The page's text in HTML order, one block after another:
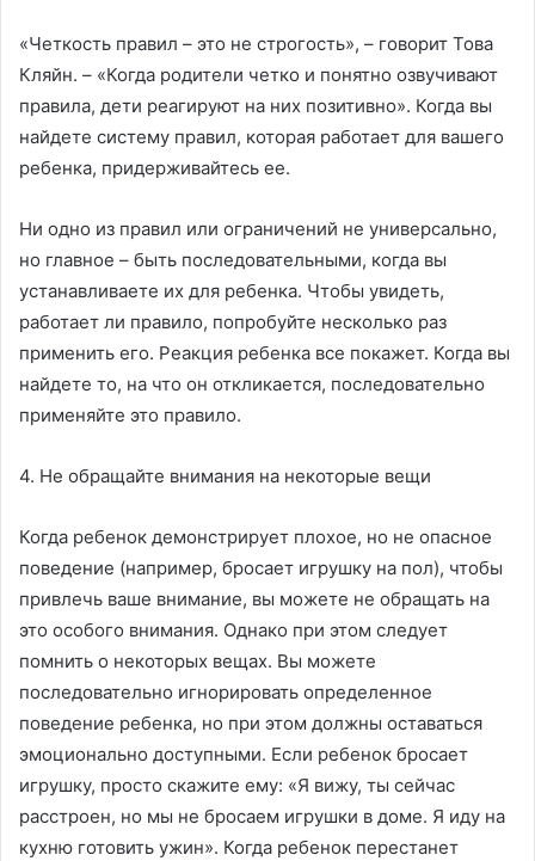
«Четкость правил – это не строгость», – говорит Това
Кляйн. – «Когда родители четко и понятно озвучивают
правила, дети реагируют на них позитивно». Когда вы
найдете систему правил, которая работает для вашего
ребенка, придерживайтесь ее.
Ни одно из правил или ограничений не универсально,
но главное – быть последовательными, когда вы
устанавливаете их для ребенка. Чтобы увидеть,
работает ли правило, попробуйте несколько раз
применить его. Реакция ребенка все покажет. Когда вы
найдете то, на что он откликается, последовательно
применяйте это правило.
4. Не обращайте внимания на некоторые вещи
Когда ребенок демонстрирует плохое, но не опасное
поведение (например, бросает игрушку на пол), чтобы
привлечь ваше внимание, вы можете не обращать на
это особого внимания. Однако при этом следует
помнить о некоторых вещах. Вы можете
последовательно игнорировать определенное
поведение ребенка, но при этом должны оставаться
эмоционально доступными. Если ребенок бросает
игрушку, просто скажите ему: «Я вижу, ты сейчас
расстроен, но мы не бросаем игрушки в доме. Я иду на
кухню готовить ужин». Когда ребенок перестанет